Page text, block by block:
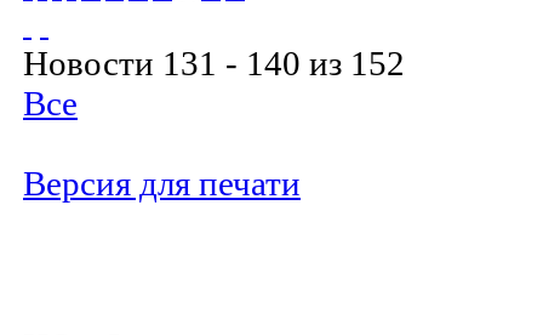
Новости 131 - 140 из 152
Все
Версия для печати